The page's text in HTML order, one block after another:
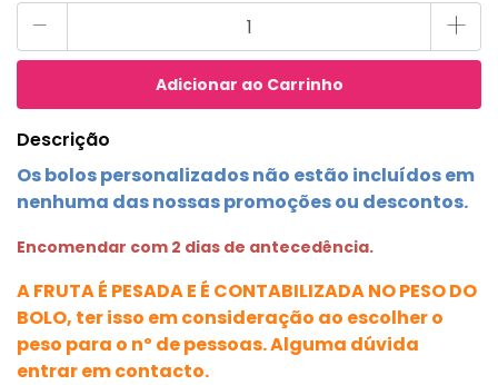
- +
Descrição
Os bolos personalizados não estão incluídos em
nenhuma das nossas promoções ou descontos.
Encomendar com 2 dias de antecedência.
A FRUTA É PESADA E É CONTABILIZADA NO PESO DO
BOLO, ter isso em consideração ao escolher o
peso para o nº de pessoas. Alguma dúvida
entrar em contacto.